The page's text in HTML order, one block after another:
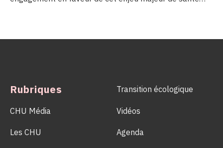
Rubriques
CHU Média
Les CHU
Transition écologique
Vidéos
Agenda